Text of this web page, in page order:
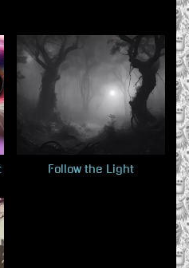
t
P
o
s
Follow the Light